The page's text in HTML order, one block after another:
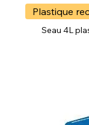
Plastique
Seau 4L